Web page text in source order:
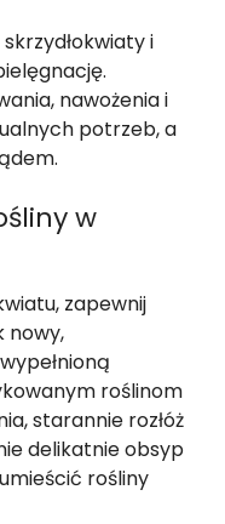
i
nawożenia i
potrzeb, a
w
zapewnij
nowy,
roślinom
starannie rozłóż
delikatnie obsyp
rośliny